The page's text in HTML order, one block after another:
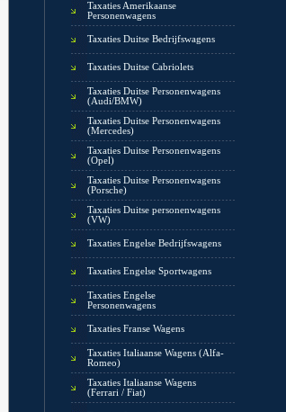
Taxaties Amerikaanse
Personenwagens
Taxaties Duitse Bedrijfswagens
Taxaties Duitse Cabriolets
Taxaties Duitse Personenwagens
(Audi/BMW)
Taxaties Duitse Personenwagens
(Mercedes)
Taxaties Duitse Personenwagens
(Opel)
Taxaties Duitse Personenwagens
(Porsche)
Taxaties Duitse personenwagens
(VW)
Taxaties Engelse Bedrijfswagens
Taxaties Engelse Sportwagens
Taxaties Engelse
Personenwagens
Taxaties Franse Wagens
Taxaties Italiaanse Wagens (Alfa-
Romeo)
Taxaties Italiaanse Wagens
(Ferrari / Fiat)